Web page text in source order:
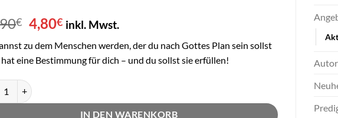
€ Ursprünglicher
Preis
war:
11,90€
4,80€Aktueller
ist:
4,80€.
inkl. Mwst.
zu dem Menschen werden, der du nach Gottes Plan sein sollst
eine Bestimmung für dich – und du sollst sie erfüllen!
Malick, Zum Segen gesetzt Menge
IN DEN WARENKORB